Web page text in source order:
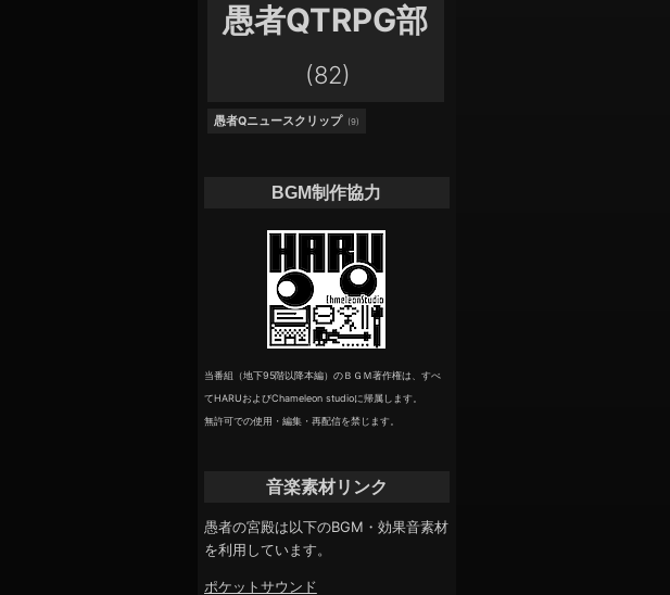
愚者QTRPG部
(82)
愚者Qニュースクリップ (9)
BGM制作協力
当番組（地下95階以降本編）のＢＧＭ著作権は、すべ
てHARUおよびChameleon studioに帰属します。
無許可での使用・編集・再配信を禁じます。
音楽素材リンク
愚者の宮殿は以下のBGM・効果音素材
を利用しています。
ポケットサウンド